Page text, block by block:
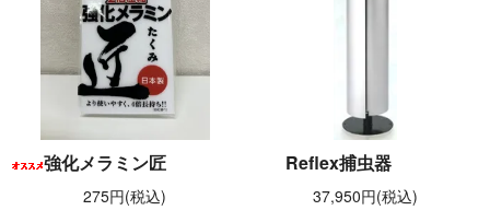
強化メラミン匠
275円(税込)
Reflex捕虫器
37,950円(税込)